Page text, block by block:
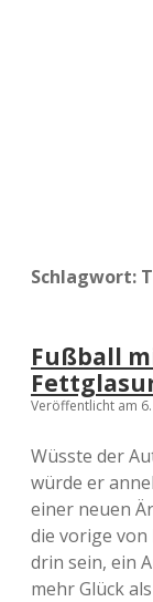
Schlagwort:
Fußball
Veröffentlicht am
Wüsste der
würde er
einer neuen
die vorige
drin sein, ein
mehr Glück